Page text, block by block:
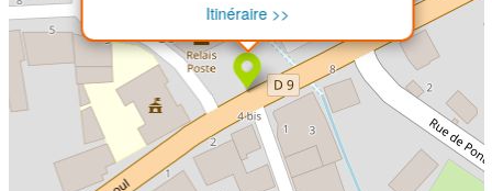
Itinéraire >>